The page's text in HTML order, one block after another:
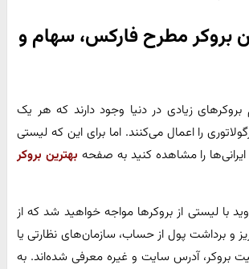
بروکر مطرح فارکس، سهام و
زیادی در دنیا وجود دارند که هر یک
را اعمال می‌کنند. اما برای این که لیستی
را مشاهده کنید به صفحه بهترین بروکر
با لیستی از بروکرها مواجه خواهید شد که از
و برداشت پول از حساب، سازمان‌های نظارتی یا
بروکر، آدرس سایت و غیره معرفی شده‌اند. به